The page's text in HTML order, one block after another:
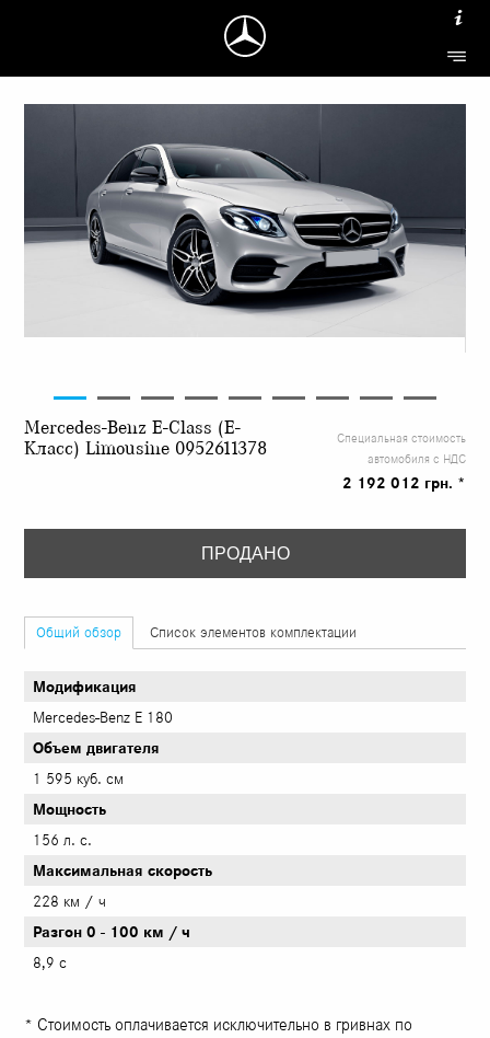
Mercedes-Benz E-Class (Е-
Класс) Limousine 0952611378
Специальная стоимость
автомобиля с НДС
2 192 012 грн. *
ПРОДАНО
Общий обзор Список элементов комплектации
Модификация
Mercedes-Benz E 180
Объем двигателя
1 595 куб. см
Mощность
156 л. с.
Максимальная скорость
228 км / ч
Разгон 0 - 100 км / ч
8,9 с
* Стоимость оплачивается исключительно в гривнах по